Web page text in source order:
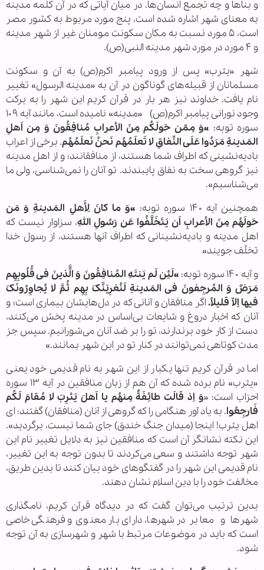
و بناها و چه تجمع انسان‌ها. در میان آیاتی که در آن کلمه مدینه
به معنای شهر اشاره شده است، پنج مورد مربوط به کشور مصر
است، ۵ مورد نسبت به مکان سکونت مومنان غیر از شهر مدینه
و ۴ مورد در مورد شهر مدینه النبی(ص).
شهر «یثرب» پس از ورود پیامبر اکرم(ص) به آن و سکونت
مسلمانان از قبیله‌های گوناگون در آن به «مدینه الرسول» تغییر
نام یافت. خداوند نیز هر بار در قرآن کریم این شهر را به برکت
وجود نورانی پیامبر اکرم(ص) «مدینه» نامیده است، مانند آیه ۱۰۹
سوره توبه: «وَ مِمّن حَولَکُم مِنَ الأعرابِ مُنافِقُونَ وَ مِن اَهلِ
المَدینةِ مَرَدُوا عَلَی النِّفاقِ لا تَعلَمُهُم نَحنُ نَعلَمُهُم. برخی از اعراب
بادیه‌نشینی که اطراف شما هستند، از منافقانند؛ و از اهل مدینه
نیز گروهی سخت به نفاق پایبندند. تو آنان را نمی‌شناسی، ولی ما
می‌شناسیم».
همچنین آیه ۱۴۰ سوره توبه:
«وَ ما کانَ لِأَهلِ المَدینةِ وَ مَن
حَولَهُم مِنَ الأعرابِ اَن یَتَخَلَّفُوا عَن رَسُولِ اللهِ، سزاوار نیست که
اهل مدینه و بادیه‌نشینانی که اطراف آنها هستند، از رسول خدا
تخلّف جویند»
و آیه ۱۴۰ سوره توبه:
«لَئِن لَم یَنتَهِ المُنافِقُونَ وَ الَّّذینَ فی قُلُوبِهِم
مَرَضٌ وَ المُرجِفونَ فی المَدینةِ لَنُغرِیَنَّکَ بِهِم ثُمَّ لا یُجاوِرُونَکَ
فیها اِلاّ قلیلاً.اگر منافقان و آنانی که در دل‌هایشان بیماری است؛ و
آنان که اخبار دروغ و شایعات بی‌اساس در مدینه پخش می‌کنند،
دست از کار خود برندارند، تو را بر ضد آنان می‌شورانیم. سپس جز
مدت کوتاهی نمی‌توانند در کنار تو در این شهر بمانند.»
اما در قرآن کریم تنها یکبار از این شهر به نام قدیمی خود یعنی
«یثرب» نام برده شده که آن هم از زبان منافقین در آیه ۱۳ سوره
احزاب است: «وَ اِذ قالَت طائِفَةٌ مِنهُم یا اَهلَ یَثرِبَ لا مُقامَ لَکُم
فَارجِعُوا. به یاد آور هنگامی را که گروهی از آنان (منافقان) گفتند: ای
اهل یثرب! اینجا (میدان جنگ خندق) جای شما نیست، برگردید».
این نکته نشانگر آن است که منافقین نیز به دلایل تغییر نام این
شهر توجه داشتند و سعی می‌کردند تا بدون توجه به این تغییر،
نام قدیمی این شهر را در گفتگوهای خود بیان کنند تا بدین طریق،
مخالفت خود را با دین اسلام نشان دهند.
بدین ترتیب می‌توان گفت که در دیدگاه قرآن کریم، نامگذاری
شهرها و معابر در شهرها، دارای بار معنوی و فرهنگی خاصی
است که باید در موضوعات مرتبط با شهر و شهرسازی به آن توجه
شود.